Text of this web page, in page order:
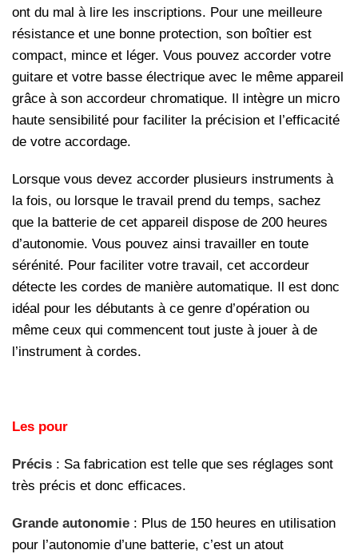
ont du mal à lire les inscriptions. Pour une meilleure
résistance et une bonne protection, son boîtier est
compact, mince et léger. Vous pouvez accorder votre
guitare et votre basse électrique avec le même appareil
grâce à son accordeur chromatique. Il intègre un micro
haute sensibilité pour faciliter la précision et l’efficacité
de votre accordage.
Lorsque vous devez accorder plusieurs instruments à
la fois, ou lorsque le travail prend du temps, sachez
que la batterie de cet appareil dispose de 200 heures
d’autonomie. Vous pouvez ainsi travailler en toute
sérénité. Pour faciliter votre travail, cet accordeur
détecte les cordes de manière automatique. Il est donc
idéal pour les débutants à ce genre d’opération ou
même ceux qui commencent tout juste à jouer à de
l’instrument à cordes.
Les pour
Précis : Sa fabrication est telle que ses réglages sont
très précis et donc efficaces.
Grande autonomie : Plus de 150 heures en utilisation
pour l’autonomie d’une batterie, c’est un atout